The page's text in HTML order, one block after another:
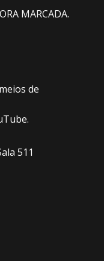
MARCADA.
de
511